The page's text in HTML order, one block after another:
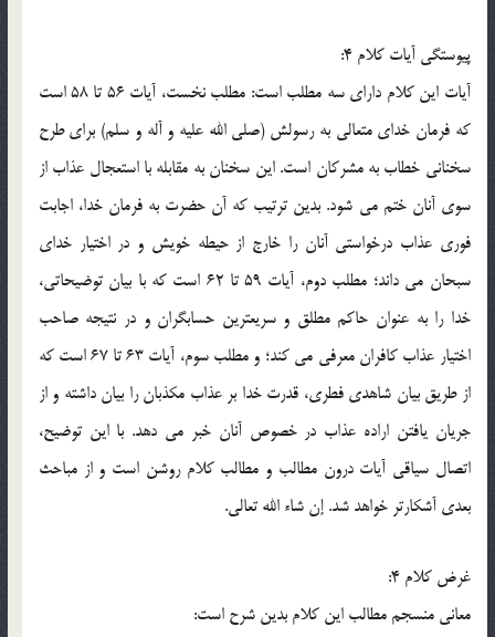
پيوستگي آيات کلام 4:
آيات اين کلام داراي سه مطلب است: مطلب نخست، آيات 56 تا 58 است
که فرمان خداي متعالي به رسولش (صلي الله عليه و آله و سلم) براي طرح
سخناني خطاب به مشرکان است. اين سخنان به مقابله با استعجال عذاب از
سوي آنان ختم مي شود. بدين ترتيب که آن حضرت به فرمان خدا، اجابت
فوري عذاب درخواستي آنان را خارج از حيطه خويش و در اختيار خداي
سبحان مي داند؛ مطلب دوم، آيات 59 تا 62 است که با بيان توضيحاتي،
خدا را به عنوان حاکم مطلق و سريعترين حسابگران و در نتيجه صاحب
اختيار عذاب کافران معرفي مي کند؛ و مطلب سوم، آيات 63 تا 67 است که
از طريق بيان شاهدي فطري، قدرت خدا بر عذاب مکذبان را بيان داشته و از
جريان يافتن اراده عذاب در خصوص آنان خبر مي دهد. با اين توضيح،
اتصال سياقي آيات درون مطالب و مطالب کلام روشن است و از مباحث
بعدي آشکارتر خواهد شد. إن شاء الله تعالي.
غرض کلام 4:
معاني منسجم مطالب اين کلام بدين شرح است: